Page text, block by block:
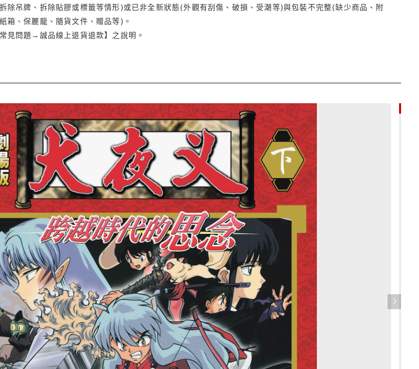
除吊牌、拆除貼膠或標籤等情形)或已非全新狀態(外觀有刮傷、破損、受潮等)與包裝不完整(缺少商品、附
箱、保麗龍、隨貨文件、贈品等)。
見問題→誠品線上退貨退款】之說明。